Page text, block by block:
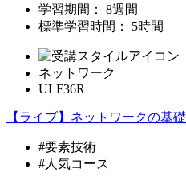
学習期間：
8週間
標準学習時間：
5時間
ネットワーク
ULF36R
【ライブ】ネットワークの基礎
#要素技術
#人気コース